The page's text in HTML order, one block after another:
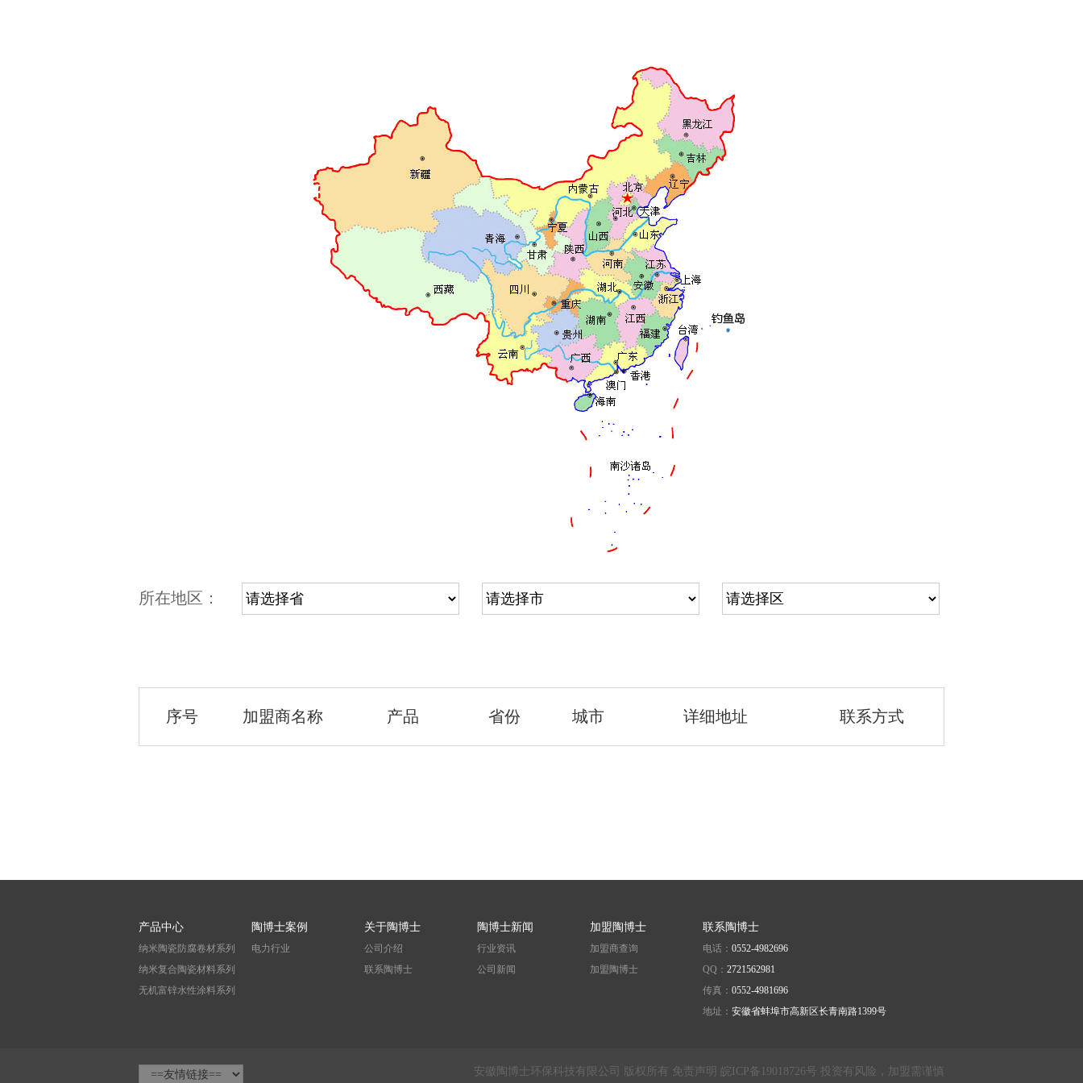
新疆
青海 甘肃
内蒙古
黑龙江
吉林
辽宁
山东
河北
山西
北
京
天
津
陕西
宁夏
河南
江苏
安徽
上
海
浙江
江西福建
广东
南
贵州
四川
重庆
湖南
湖北
台
湾
所在地区：
序号 加盟商名称 产品 省份 城市 详细地址 联系方式
产品中心
纳米陶瓷防腐卷材系列
纳米复合陶瓷材料系列
无机富锌水性涂料系列
陶博士案例
电力行业
关于陶博士
公司介绍
联系陶博士
陶博士新闻
行业资讯
公司新闻
加盟陶博士
加盟商查询
加盟陶博士
联系陶博士
电话： 0552-4982696
QQ： 2721562981
传真： 0552-4981696
地址： 安徽省蚌埠市高新区长青南路1399号
安徽陶博士环保科技有限公司 版权所有 免责声明 皖ICP备19018726号 投资有风险，加盟需谨慎